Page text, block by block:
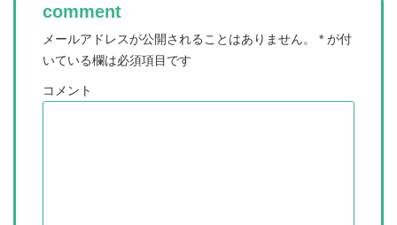
comment
メールアドレスが公開されることはありません。 * が付
いている欄は必須項目です
コメント